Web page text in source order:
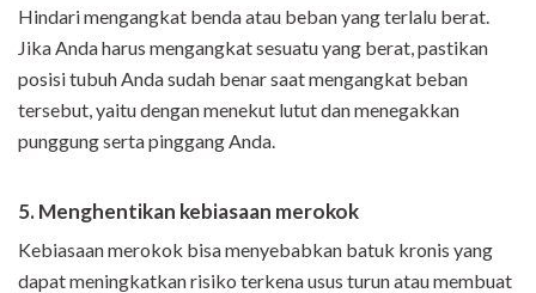
Hindari mengangkat benda atau beban yang terlalu berat.
Jika Anda harus mengangkat sesuatu yang berat, pastikan
posisi tubuh Anda sudah benar saat mengangkat beban
tersebut, yaitu dengan menekut lutut dan menegakkan
punggung serta pinggang Anda.
5. Menghentikan kebiasaan merokok
Kebiasaan merokok bisa menyebabkan batuk kronis yang
dapat meningkatkan risiko terkena usus turun atau membuat